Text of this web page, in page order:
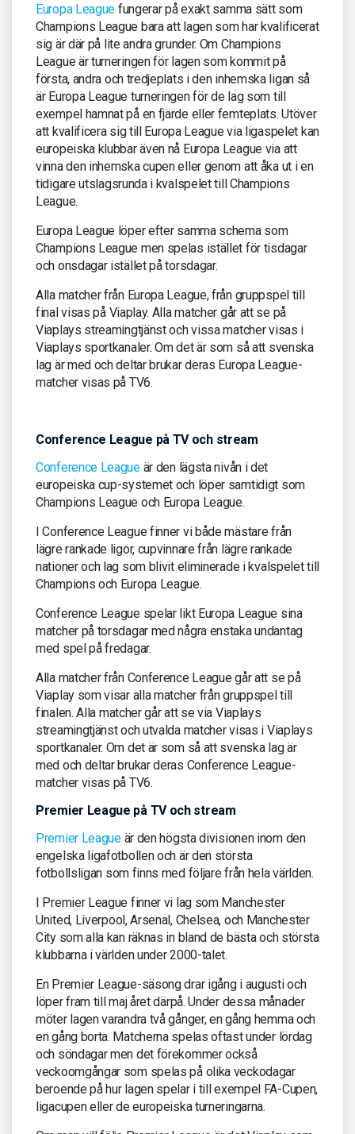
Europa League fungerar på exakt samma sätt som
Champions League bara att lagen som har kvalificerat
sig är där på lite andra grunder. Om Champions
League är turneringen för lagen som kommit på
första, andra och tredjeplats i den inhemska ligan så
är Europa League turneringen för de lag som till
exempel hamnat på en fjärde eller femteplats. Utöver
att kvalificera sig till Europa League via ligaspelet kan
europeiska klubbar även nå Europa League via att
vinna den inhemska cupen eller genom att åka ut i en
tidigare utslagsrunda i kvalspelet till Champions
League.
Europa League löper efter samma schema som
Champions League men spelas istället för tisdagar
och onsdagar istället på torsdagar.
Alla matcher från Europa League, från gruppspel till
final visas på Viaplay. Alla matcher går att se på
Viaplays streamingtjänst och vissa matcher visas i
Viaplays sportkanaler. Om det är som så att svenska
lag är med och deltar brukar deras Europa League-
matcher visas på TV6.
Conference League på TV och stream
Conference Leagueär den lägsta nivån i det
europeiska cup-systemet och löper samtidigt som
Champions League och Europa League.
I Conference League finner vi både mästare från
lägre rankade ligor, cupvinnare från lägre rankade
nationer och lag som blivit eliminerade i kvalspelet till
Champions och Europa League.
Conference League spelar likt Europa League sina
matcher på torsdagar med några enstaka undantag
med spel på fredagar.
Alla matcher från Conference League går att se på
Viaplay som visar alla matcher från gruppspel till
finalen. Alla matcher går att se via Viaplays
streamingtjänst och utvalda matcher visas i Viaplays
sportkanaler. Om det är som så att svenska lag är
med och deltar brukar deras Conference League-
matcher visas på TV6.
Premier League på TV och stream
Premier Leagueär den högsta divisionen inom den
engelska ligafotbollen och är den största
fotbollsligan som finns med följare från hela världen.
I Premier League finner vi lag som Manchester
United, Liverpool, Arsenal, Chelsea, och Manchester
City som alla kan räknas in bland de bästa och största
klubbarna i världen under 2000-talet.
En Premier League-säsong drar igång i augusti och
löper fram till maj året därpå. Under dessa månader
möter lagen varandra två gånger, en gång hemma och
en gång borta. Matcherna spelas oftast under lördag
och söndagar men det förekommer också
veckoomgångar som spelas på olika veckodagar
beroende på hur lagen spelar i till exempel FA-Cupen,
ligacupen eller de europeiska turneringarna.